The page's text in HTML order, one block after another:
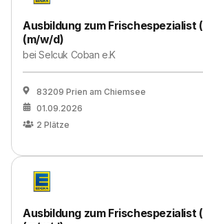
Ausbildung zum Frischespezialist
(m/w/d)
beiSelcuk Coban e.K
83209 Prien am Chiemsee
01.09.2026
2 Plätze
Ausbildung zum Frischespezialist